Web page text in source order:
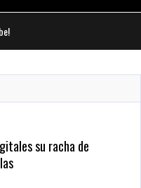
su racha de